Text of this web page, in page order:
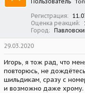
Регистрация
Оценка реакций
Город
29.03.2020
Игорь, я тож рад, что
повторюсь, не
шильдикам, сразу с
и возможно даже хрому.